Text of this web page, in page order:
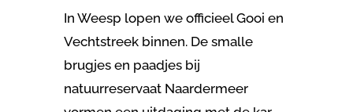
In Weesp lopen we officieel Gooi en
Vechtstreek binnen. De smalle
brugjes en paadjes bij
natuurreservaat Naardermeer